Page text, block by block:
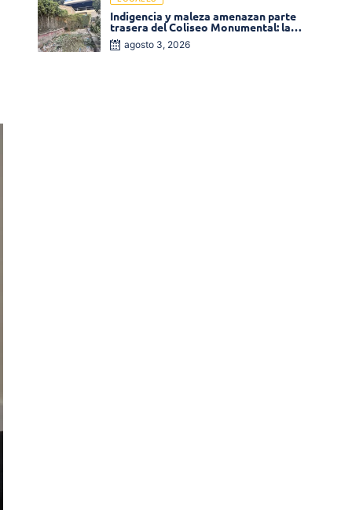
Indigencia y maleza amenazan parte
trasera del Coliseo Monumental: la
comunidad exige acción inmediata!
agosto 3, 2026